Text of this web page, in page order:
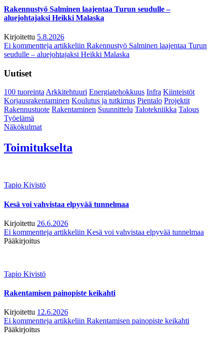
Rakennustyö Salminen laajentaa Turun seudulle –
aluejohtajaksi Heikki Malaska
Kirjoitettu 5.8.2026
Ei kommentteja artikkeliin Rakennustyö Salminen laajentaa Turun
seudulle – aluejohtajaksi Heikki Malaska
Uutiset
100 tuoreintaArkkitehtuuri Energiatehokkuus Infra Kiinteistöt
Korjausrakentaminen Koulutus ja tutkimus Pientalo Projektit
Rakennustuote Rakentaminen Suunnittelu Talotekniikka Talous
Työelämä
Näkökulmat
Toimitukselta
Tapio Kivistö
Kesä voi vahvistaa elpyvää tunnelmaa
Kirjoitettu 26.6.2026
Ei kommentteja artikkeliin Kesä voi vahvistaa elpyvää tunnelmaa
Pääkirjoitus
Tapio Kivistö
Rakentamisen painopiste keikahti
Kirjoitettu 12.6.2026
Ei kommentteja artikkeliin Rakentamisen painopiste keikahti
Pääkirjoitus